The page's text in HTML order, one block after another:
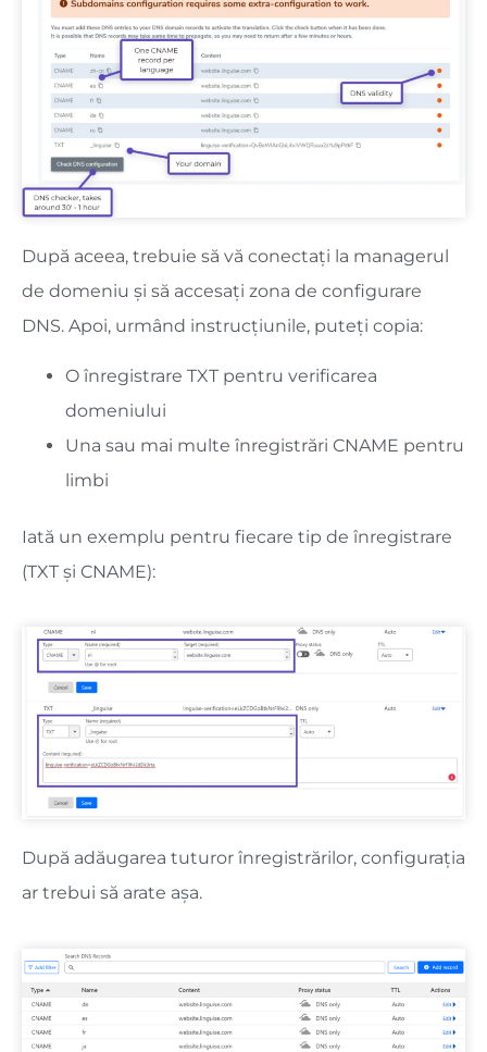
După aceea, trebuie să vă conectați la managerul
de domeniu și să accesați zona de configurare
DNS. Apoi, urmând instrucțiunile, puteți copia:
O înregistrare TXT pentru verificarea
domeniului
Una sau mai multe înregistrări CNAME pentru
limbi
Iată un exemplu pentru fiecare tip de înregistrare
(TXT și CNAME):
După adăugarea tuturor înregistrărilor, configurația
ar trebui să arate așa.